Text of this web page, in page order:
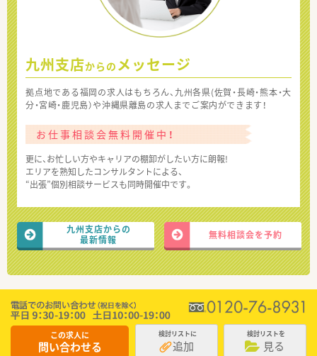
九州支店からの メッセージ
拠点地である福岡の求人はもちろん、九州各県(佐賀・長崎・熊本・大
分・宮崎・鹿児島）や沖縄県離島の求人までご案内ができます！
お仕事相談会無料開催中！
更に、お忙しい方やキャリアの棚卸がしたい方に朗報!
エリアを熟知したコンサルタントによる、
“出張”個別相談サービスも同時開催中です。
九州支店からの
最新情報
無料相談会を予約
この求人に
問い合わせる
検討リストに
追加
検討リストを
見る